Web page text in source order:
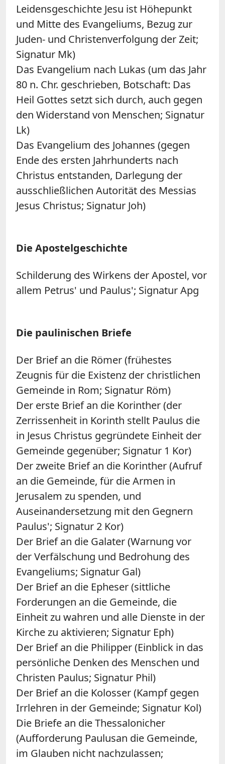
Leidensgeschichte Jesu ist Höhepunkt
und Mitte des Evangeliums, Bezug zur
Juden- und Christenverfolgung der Zeit;
Signatur Mk)
Das Evangelium nach Lukas (um das Jahr
80 n. Chr. geschrieben, Botschaft: Das
Heil Gottes setzt sich durch, auch gegen
den Widerstand von Menschen; Signatur
Lk)
Das Evangelium des Johannes (gegen
Ende des ersten Jahrhunderts nach
Christus entstanden, Darlegung der
ausschließlichen Autorität des Messias
Jesus Christus; Signatur Joh)
Die Apostelgeschichte
Schilderung des Wirkens der Apostel, vor
allem Petrus' und Paulus'; Signatur Apg
Die paulinischen Briefe
Der Brief an die Römer (frühestes
Zeugnis für die Existenz der christlichen
Gemeinde in Rom; Signatur Röm)
Der erste Brief an die Korinther (der
Zerrissenheit in Korinth stellt Paulus die
in Jesus Christus gegründete Einheit der
Gemeinde gegenüber; Signatur 1 Kor)
Der zweite Brief an die Korinther (Aufruf
an die Gemeinde, für die Armen in
Jerusalem zu spenden, und
Auseinandersetzung mit den Gegnern
Paulus'; Signatur 2 Kor)
Der Brief an die Galater (Warnung vor
der Verfälschung und Bedrohung des
Evangeliums; Signatur Gal)
Der Brief an die Epheser (sittliche
Forderungen an die Gemeinde, die
Einheit zu wahren und alle Dienste in der
Kirche zu aktivieren; Signatur Eph)
Der Brief an die Philipper (Einblick in das
persönliche Denken des Menschen und
Christen Paulus; Signatur Phil)
Der Brief an die Kolosser (Kampf gegen
Irrlehren in der Gemeinde; Signatur Kol)
Die Briefe an die Thessalonicher
(Aufforderung Paulusan die Gemeinde,
im Glauben nicht nachzulassen;